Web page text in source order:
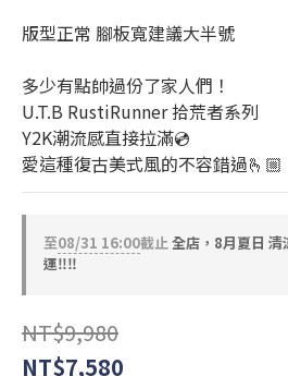
版型正常 腳板寬建議大半號
多少有點帥過份了家人們！
U.T.B RustiRunner 拾荒者系列
Y2K潮流感直接拉滿💿
愛這種復古美式風的不容錯過🫰🏼
至08/31 16:00截止全店，8月夏日
運‼️‼️
NT$9,980
NT$7,580